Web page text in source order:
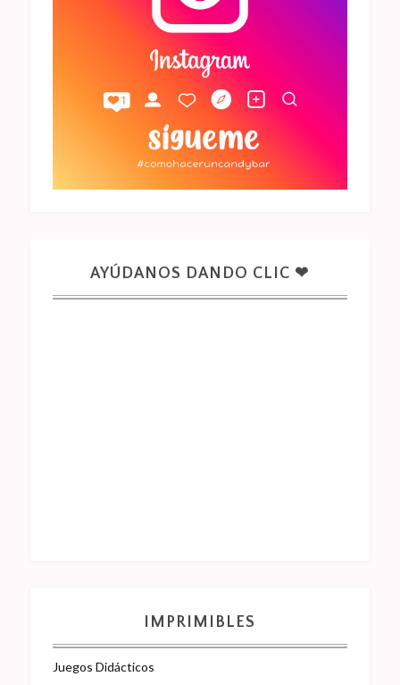
AYÚDANOS DANDO CLIC ❤
IMPRIMIBLES
Juegos Didácticos